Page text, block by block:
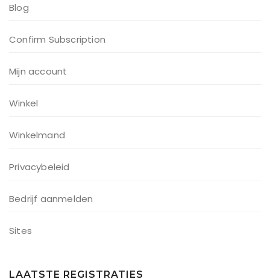
Blog
Confirm Subscription
Mijn account
Winkel
Winkelmand
Privacybeleid
Bedrijf aanmelden
Sites
LAATSTE REGISTRATIES